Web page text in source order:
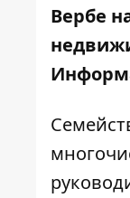
Вербе